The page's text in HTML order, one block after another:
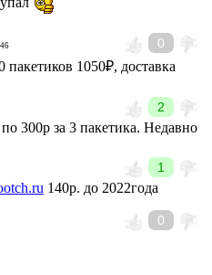
0
1050₽, доставка
2
300р за 3 пакетика. Недавно
1
140р. до 2022года
0